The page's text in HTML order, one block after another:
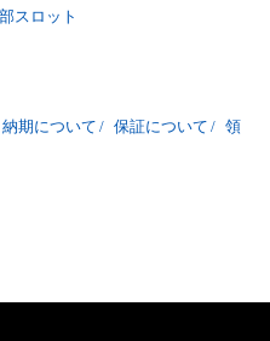
スロット
納期について / 保証について / 領